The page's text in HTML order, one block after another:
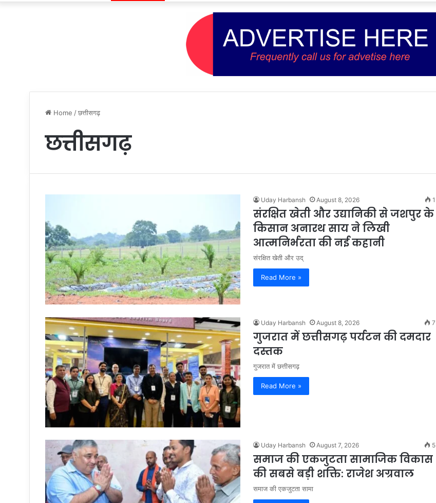
Home /छत्तीसगढ़
छत्तीसगढ़
Uday Harbansh August 8, 2026 1
संरक्षित खेती और उद्यानिकी से जशपुर के
किसान अनारथ साय ने लिखी
आत्मनिर्भरता की नई कहानी
संरक्षित खेती और उद्
Read More »
Uday Harbansh August 8, 2026 7
गुजरात में छत्तीसगढ़ पर्यटन की दमदार
दस्तक
गुजरात में छत्तीसगढ़
Read More »
Uday Harbansh August 7, 2026 5
समाज की एकजुटता सामाजिक विकास
की सबसे बड़ी शक्ति: राजेश अग्रवाल
समाज की एकजुटता सामा